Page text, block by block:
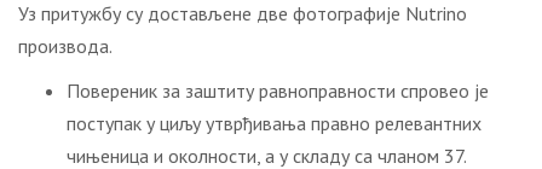
Уз притужбу су достављене две фотографије Nutrino
производа.
Повереник за заштиту равноправности спровео је
поступак у циљу утврђивања правно релевантних
чињеница и околности, a у складу са чланом 37.